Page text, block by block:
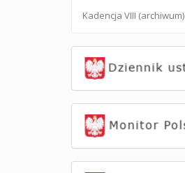
Kadencja VIII (archiwum)